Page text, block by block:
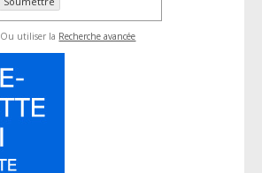
Ou utiliser la Recherche avancée